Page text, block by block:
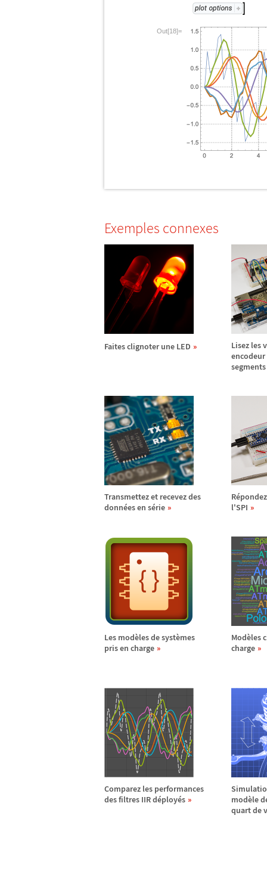
Out[18]=
Exemples connexes
Faites clignoter une LED
Lisez les
segments
Transmettez et recevez des
données en série
Ré
l'SPI
Les modèles de systèmes
pris en charge
Modèles
charge
Comparez les performances
des filtres IIR déployés
modèle
quart de v